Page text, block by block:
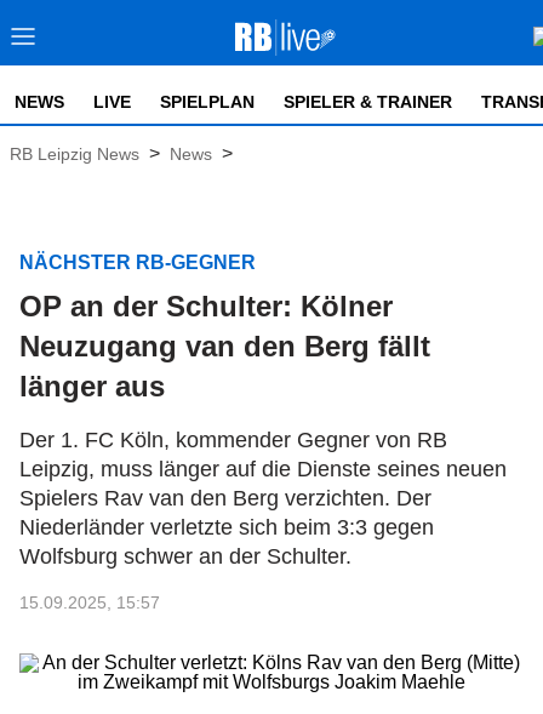
NEWS LIVE SPIELPLAN SPIELER & TRAINER
RB Leipzig News > News >
NÄCHSTER RB-GEGNER
OP an der Schulter: Kölner
Neuzugang van den Berg fällt
länger aus
Der 1. FC Köln, kommender Gegner von RB
Leipzig, muss länger auf die Dienste seines neuen
Spielers Rav van den Berg verzichten. Der
Niederländer verletzte sich beim 3:3 gegen
Wolfsburg schwer an der Schulter.
15.09.2025, 15:57